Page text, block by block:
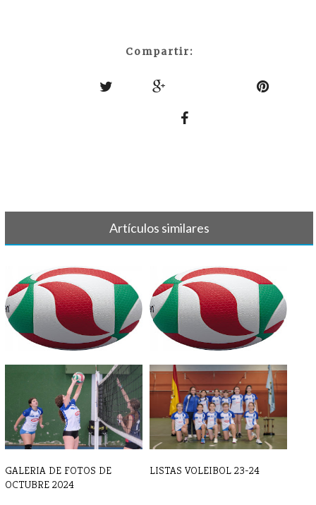
Compartir:
Artículos similares
VOLEIBOL - Listas 2020/2021
VOLEIBOL - Crónica y
resultados 7-8[...]
GALERIA DE FOTOS DE
OCTUBRE 2024
LISTAS VOLEIBOL 23-24